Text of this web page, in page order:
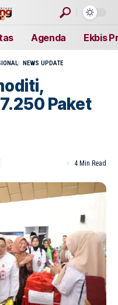
Agenda Ekbis
NEWS UPDATE
Paket
4 Min Read